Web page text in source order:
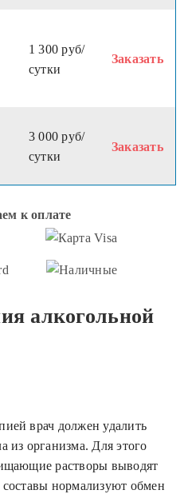
1 300 руб/
сутки
Заказать
3 000 руб/
сутки
Заказать
к оплате
алкогольной
врач должен удалить
из организма. Для этого
растворы выводят
нормализуют обмен